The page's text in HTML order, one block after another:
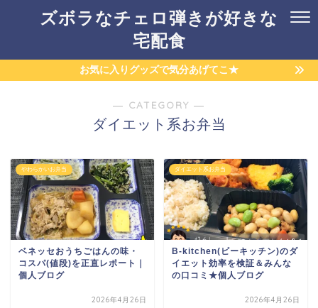
ズボラなチェロ弾きが好きな
宅配食
お気に入りグッズで気分あげてこ★
― CATEGORY ―
ダイエット系お弁当
やわらかいお弁当
ベネッセおうちごはんの味・
コスパ(値段)を正直レポート｜
個人ブログ
2026年4月26日
ダイエット系お弁当
B-kitchen(ビーキッチン)のダ
イエット効率を検証＆みんな
の口コミ★個人ブログ
2026年4月26日